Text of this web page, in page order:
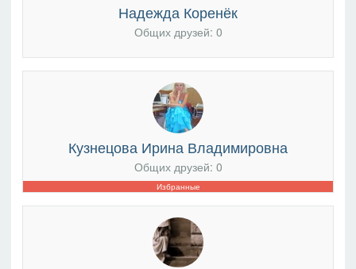
Надежда Коренёк
Общих друзей: 0
Избранные
Кузнецова Ирина Владимировна
Общих друзей: 0